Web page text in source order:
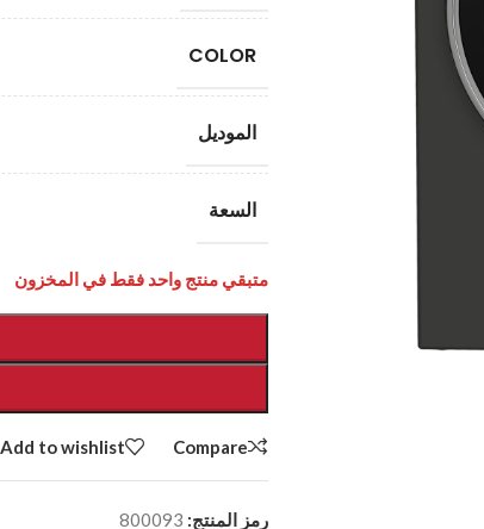
COLOR
الموديل
السعة
متبقي منتج واحد فقط في المخزون
Compare
Add to wishlist
رمز المنتج: 800093